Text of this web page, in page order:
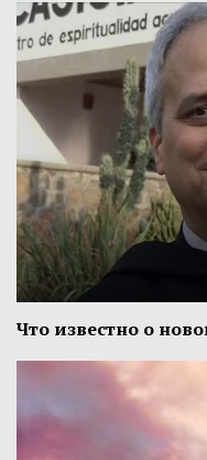
Что известно о